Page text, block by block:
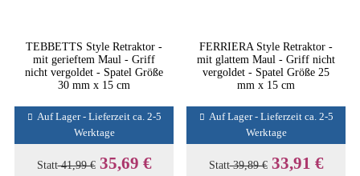
TEBBETTS Style Retraktor -
mit gerieftem Maul - Griff
nicht vergoldet - Spatel Größe
30 mm x 15 cm
Auf Lager - Lieferzeit ca. 2-5
Werktage
Statt41,99 € 35,69 €
FERRIERA Style Retraktor -
mit glattem Maul - Griff nicht
vergoldet - Spatel Größe 25
mm x 15 cm
Auf Lager - Lieferzeit ca. 2-5
Werktage
Statt39,89 € 33,91 €